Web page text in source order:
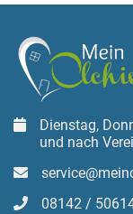
Dienstag,
und nach
08142 /